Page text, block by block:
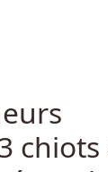
Races
chiots